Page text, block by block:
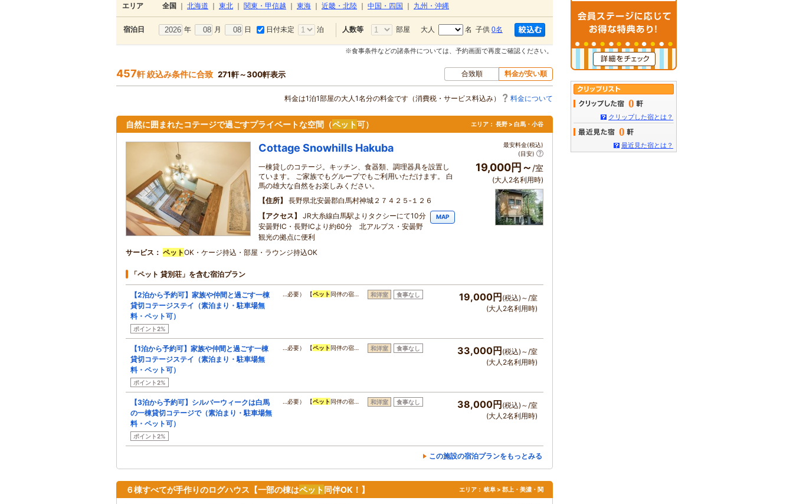
エリア 全国 北海道 東北 関東・甲信越 東海 近畿・北陸 中国・四国 九州・沖縄
宿泊日 年 月 日 日付未定 泊 人数等 部屋 大人 名 子供 0名
※食事条件などの諸条件については、予約画面で再度ご確認ください。
457軒 絞込み条件に合致 271軒～300軒表示 合致順 料金が安い順
料金は1泊1部屋の大人1名分の料金です（消費税・サービス料込み） 料金について
自然に囲まれたコテージで過ごすプライベートな空間（ペット可） エリア： 長野 > 白馬・小谷
Cottage Snowhills Hakuba
一棟貸しのコテージ。キッチン、食器類、調理器具を設置し
ています。 ご家族でもグループでもご利用いただけます。 白
馬の雄大な自然をお楽しみください。
住所
長野県北安曇郡白馬村神城２７４２５‐１２６
アクセス
JR大糸線白馬駅よりタクシーにて10分
安曇野IC・長野ICより約60分 北アルプス・安曇野
観光の拠点に便利
MAP
最安料金(税込)
(目安)
19,000円～ /室
(大人2名利用時)
サービス ペットOK・ケージ持込・部屋・ラウンジ持込OK
「ペット 貸別荘」を含む宿泊プラン
【2泊から予約可】家族や仲間と過ごす一棟
貸切コテージステイ（素泊まり・駐車場無
料・ペット可）
ポイント2%
…必要） 【ペット 同伴の宿… 和洋室 食事なし 19,000円 (税込)～/室
(大人2名利用時)
【1泊から予約可】家族や仲間と過ごす一棟
貸切コテージステイ（素泊まり・駐車場無
料・ペット可）
ポイント2%
…必要） 【ペット 同伴の宿… 和洋室 食事なし 33,000円 (税込)～/室
(大人2名利用時)
【3泊から予約可】シルバーウィークは白馬
の一棟貸切コテージで（素泊まり・駐車場無
料・ペット可）
ポイント2%
…必要） 【ペット 同伴の宿… 和洋室 食事なし 38,000円 (税込)～/室
(大人2名利用時)
この施設の宿泊プランをもっとみる
６棟すべてが手作りのログハウス【一部の棟はペット同伴OK！】 エリア： 岐阜 > 郡上・美濃・関
0
クリップした宿とは？
0
最近見た宿とは？